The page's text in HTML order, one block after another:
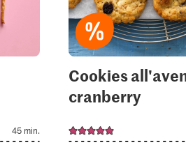
45 min.
Cookies
cranberry